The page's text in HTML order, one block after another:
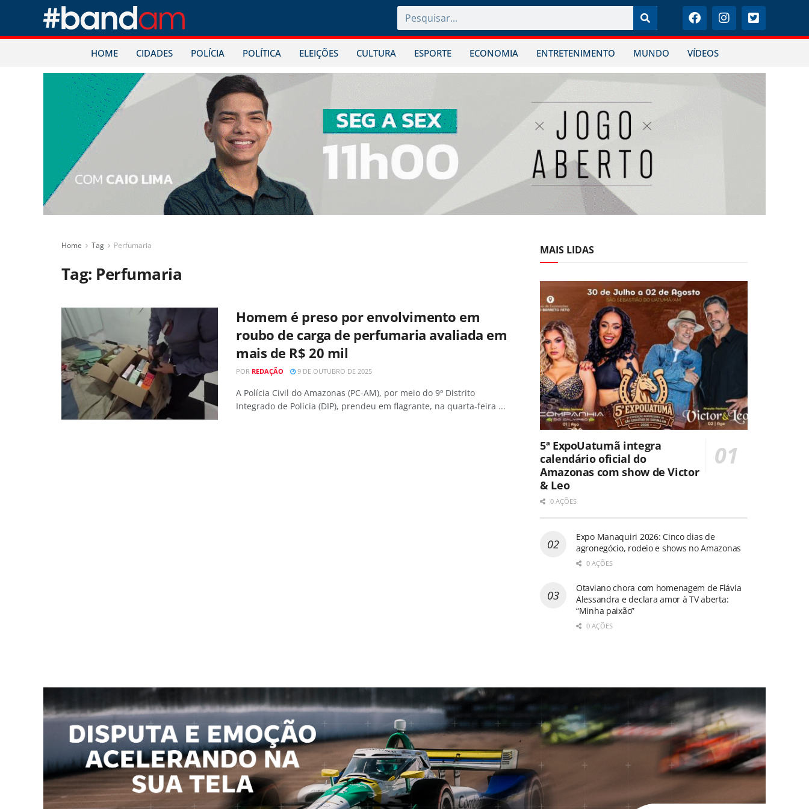
HOME CIDADES POLÍCIA POLÍTICA ELEIÇÕES CULTURA ESPORTE ECONOMIA ENTRETENIMENTO MUNDO VÍDEOS
Home Tag Perfumaria
Tag: Perfumaria
Homem é preso por envolvimento em
roubo de carga de perfumaria avaliada em
mais de R$ 20 mil
POR REDAÇÃO 9 DE OUTUBRO DE 2025
A Polícia Civil do Amazonas (PC-AM), por meio do 9º Distrito
Integrado de Polícia (DIP), prendeu em flagrante, na quarta-feira ...
MAIS LIDAS
5ª ExpoUatumã integra
calendário oficial do
Amazonas com show de Victor
& Leo
0 AÇÕES
Expo Manaquiri 2026: Cinco dias de
agronegócio, rodeio e shows no Amazonas
0 AÇÕES
Otaviano chora com homenagem de Flávia
Alessandra e declara amor à TV aberta:
“Minha paixão”
0 AÇÕES